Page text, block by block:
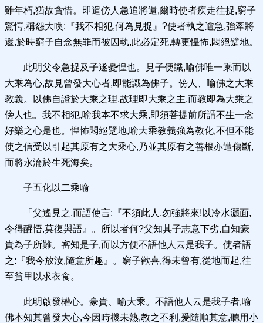
雖年朽,猶故貪惜。即遣傍人急追將還,爾時使者疾走往捉,窮子
驚愕,稱怨大喚:『我不相犯,何為見捉』?使者執之逾急,強牽將
還,於時窮子自念無罪而被囚執,此必定死,轉更惶怖,悶絕躄地。
此明父令急捉及子遂憂惶也。見子便識,喻佛唯一乘而以
大乘為心,故見曾發大心者,即能識為佛子。傍人、喻佛之大乘
教義。以佛自證於大乘之理,故理即大乘之主,而教即為大乘之
傍人也。我不相犯,喻我本不求大乘,即須菩提前所謂不生一念
好樂之心是也。惶怖悶絕躄地,喻大乘教義強為教化,不但不能
使之信受以引起其原有之大乘心,乃並其原有之善根亦遭傷斷,
而將永淪於生死海矣。
子五化以二乘喻
「父遙見之,而語使言:『不須此人,勿強將來!以冷水灑面,
令得醒悟,莫復與語』。所以者何?父知其子志意下劣,自知豪
貴為子所難。審知是子,而以方便不語他人云是我子。使者語
之:『我今放汝,隨意所趣』。窮子歡喜,得未曾有,從地而起,往
至貧里以求衣食。
此明啟發權心。豪貴、喻大乘。不語他人云是我子者,喻
佛本知其曾發大心,今因時機未熟,教之不利,爰隨順其意,聽用小